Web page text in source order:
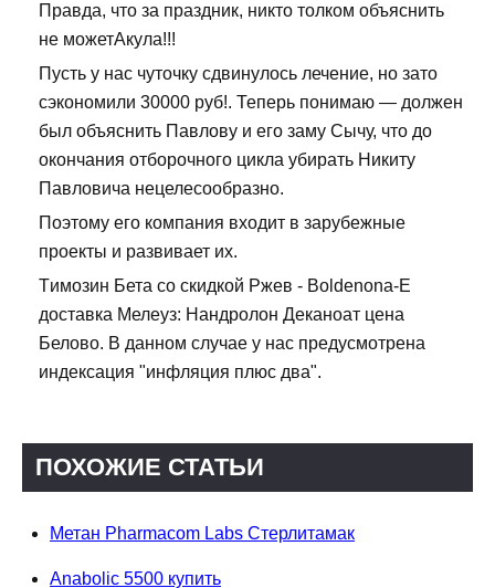
Правда, что за праздник, никто толком объяснить
не можетАкула!!!
Пусть у нас чуточку сдвинулось лечение, но зато
сэкономили 30000 руб!. Теперь понимаю — должен
был объяснить Павлову и его заму Сычу, что до
окончания отборочного цикла убирать Никиту
Павловича нецелесообразно.
Поэтому его компания входит в зарубежные
проекты и развивает их.
Tимозин Бета со скидкой Ржев - Boldenona-E
доставка Мелеуз: Нандролон Деканоат цена
Белово. В данном случае у нас предусмотрена
индексация "инфляция плюс два".
ПОХОЖИЕ СТАТЬИ
Метан Pharmacom Labs Стерлитамак
Anabolic 5500 купить